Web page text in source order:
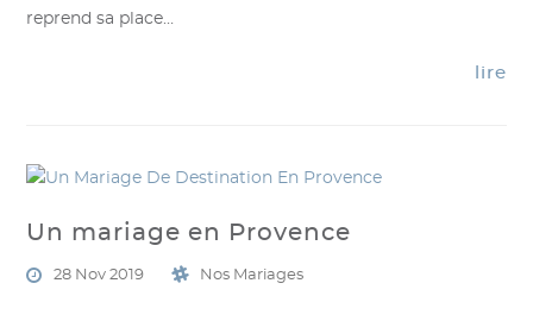
reprend sa place…
lire
Un mariage en Provence
28 Nov 2019 Nos Mariages